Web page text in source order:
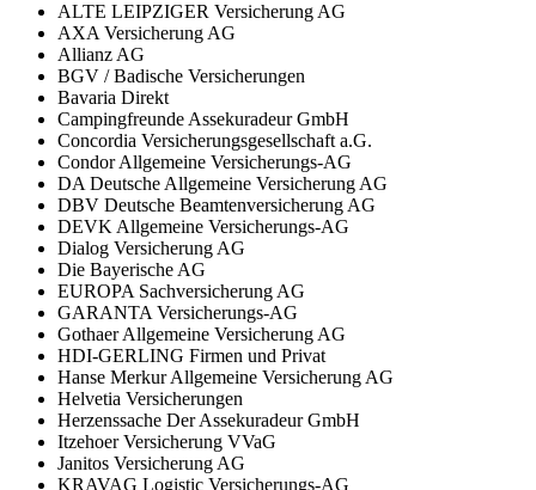
ALTE LEIPZIGER Versicherung AG
AXA Versicherung AG
Allianz AG
BGV / Badische Versicherungen
Bavaria Direkt
Campingfreunde Assekuradeur GmbH
Concordia Versicherungsgesellschaft a.G.
Condor Allgemeine Versicherungs-AG
DA Deutsche Allgemeine Versicherung AG
DBV Deutsche Beamtenversicherung AG
DEVK Allgemeine Versicherungs-AG
Dialog Versicherung AG
Die Bayerische AG
EUROPA Sachversicherung AG
GARANTA Versicherungs-AG
Gothaer Allgemeine Versicherung AG
HDI-GERLING Firmen und Privat
Hanse Merkur Allgemeine Versicherung AG
Helvetia Versicherungen
Herzenssache Der Assekuradeur GmbH
Itzehoer Versicherung VVaG
Janitos Versicherung AG
KRAVAG Logistic Versicherungs-AG